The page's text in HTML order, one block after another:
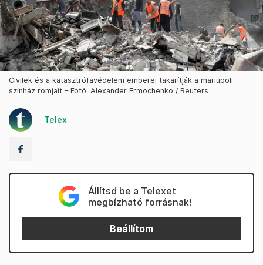
Civilek és a katasztrófavédelem emberei takarítják a mariupoli
színház romjait – Fotó: Alexander Ermochenko / Reuters
Telex
Állítsd be a Telexet
megbízható forrásnak!
Beállítom